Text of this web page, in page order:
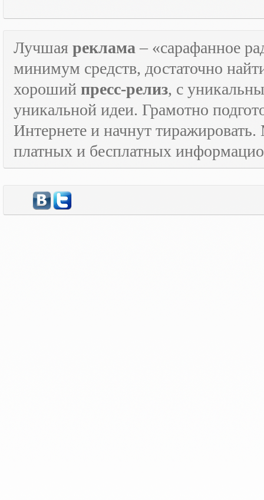
Лучшая реклама – «сарафанное
минимум средств, достаточно
хороший пресс-релиз, с
уникальной идеи. Грамотно
Интернете и начнут
платных и бесплатных